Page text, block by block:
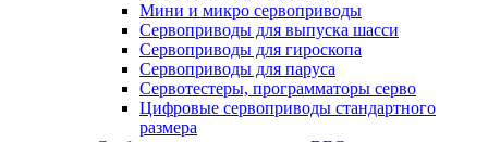
Мини и микро сервоприводы
Сервоприводы для выпуска шасси
Сервоприводы для гироскопа
Сервоприводы для паруса
Сервотестеры, программаторы серво
Цифровые сервоприводы стандартного
размера